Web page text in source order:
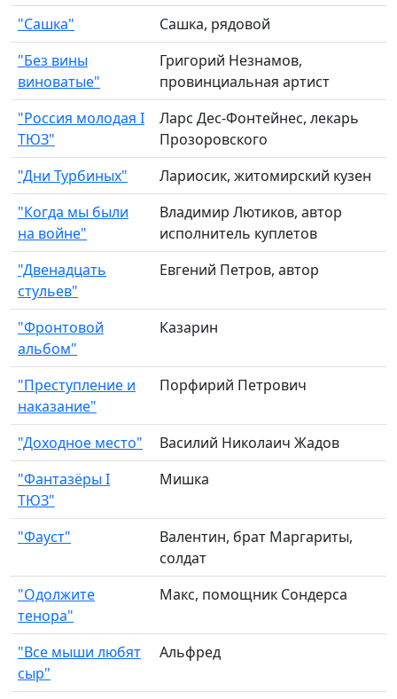
"Сашка"
Сашка, рядовой
"Без вины
виноватые"
Григорий Незнамов,
провинциальная артист
"Россия молодая I
ТЮЗ"
Ларс Дес-Фонтейнес, лекарь
Прозоровского
"Дни Турбиных"
Лариосик, житомирский кузен
"Когда мы были
на войне"
Владимир Лютиков, автор
исполнитель куплетов
"Двенадцать
стульев"
Евгений Петров, автор
"Фронтовой
альбом"
Казарин
"Преступление и
наказание"
Порфирий Петрович
"Доходное место"
Василий Николаич Жадов
"Фантазёры I
ТЮЗ"
Мишка
"Фауст"
Валентин, брат Маргариты,
солдат
"Одолжите
тенора"
Макс, помощник Сондерса
"Все мыши любят
сыр"
Альфред